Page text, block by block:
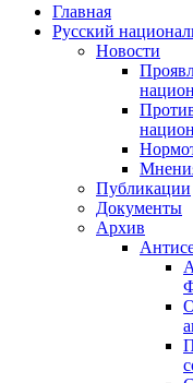
Главная
Русский
Новости
Публикации
Документы
Архив